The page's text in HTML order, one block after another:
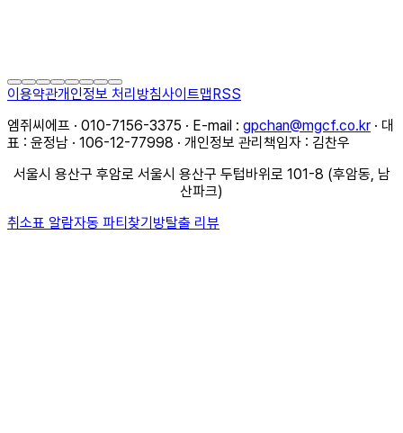
이용약관개인정보 처리방침사이트맵RSS
엠쥐씨에프 · 010-7156-3375 · E-mail : gpchan@mgcf.co.kr · 대
표 : 윤정남 · 106-12-77998 · 개인정보 관리책임자 : 김찬우
서울시 용산구 후암로 서울시 용산구 두텁바위로 101-8 (후암동, 남
산파크)
취소표 알람자동 파티찾기방탈출 리뷰